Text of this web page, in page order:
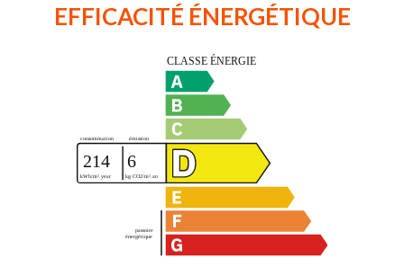
EFFICACITÉ ÉNERGÉTIQUE